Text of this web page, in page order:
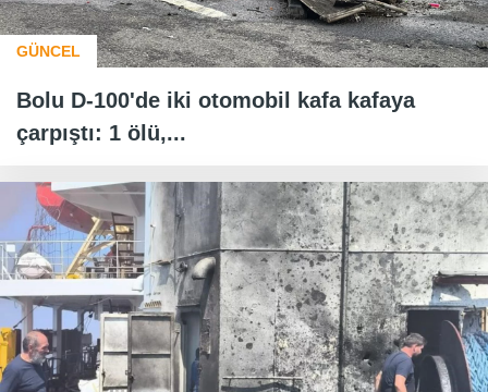
GÜNCEL
Bolu D-100'de iki otomobil kafa kafaya
çarpıştı: 1 ölü,...